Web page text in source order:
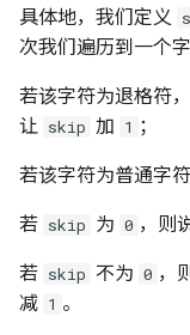
具体地，我们定义
次我们遍历到一个字
若该字符为退格符
让 skip 加 1 ；
若该字符为普通字符
若 skip 为 0 ，则
若 skip 不为 0 ，
减 1 。